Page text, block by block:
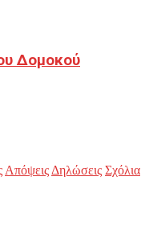
Δομοκού
Απόψεις Δηλώσεις Σχόλια